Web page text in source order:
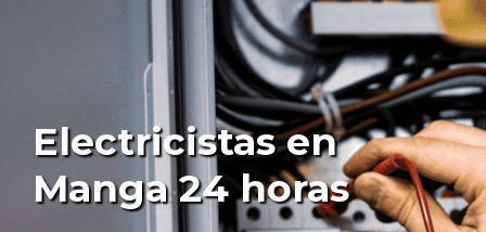
Electricistas en
Manga 24 horas